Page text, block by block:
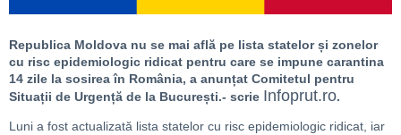
Republica Moldova nu se mai află pe lista statelor și zonelor
cu risc epidemiologic ridicat pentru care se impune carantina
14 zile la sosirea în România, a anunțat Comitetul pentru
Situații de Urgență de la București.- scrie Infoprut.ro.
Luni a fost actualizată lista statelor cu risc epidemiologic ridicat, iar